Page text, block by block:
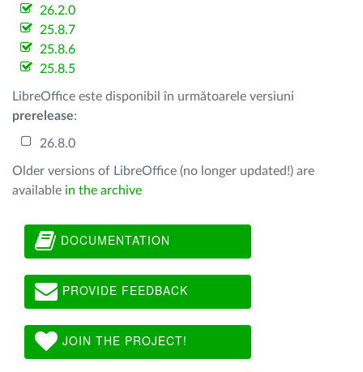
26.2.0
25.8.7
25.8.6
25.8.5
LibreOffice este disponibil în următoarele versiuni
prerelease:
26.8.0
Older versions of LibreOffice (no longer updated!) are
available in the archive
DOCUMENTATION
PROVIDE FEEDBACK
JOIN THE PROJECT!